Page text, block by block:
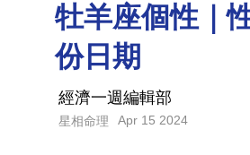
牡羊座個性｜
份日期
經濟一週編輯部
星相命理 Apr 15 2024